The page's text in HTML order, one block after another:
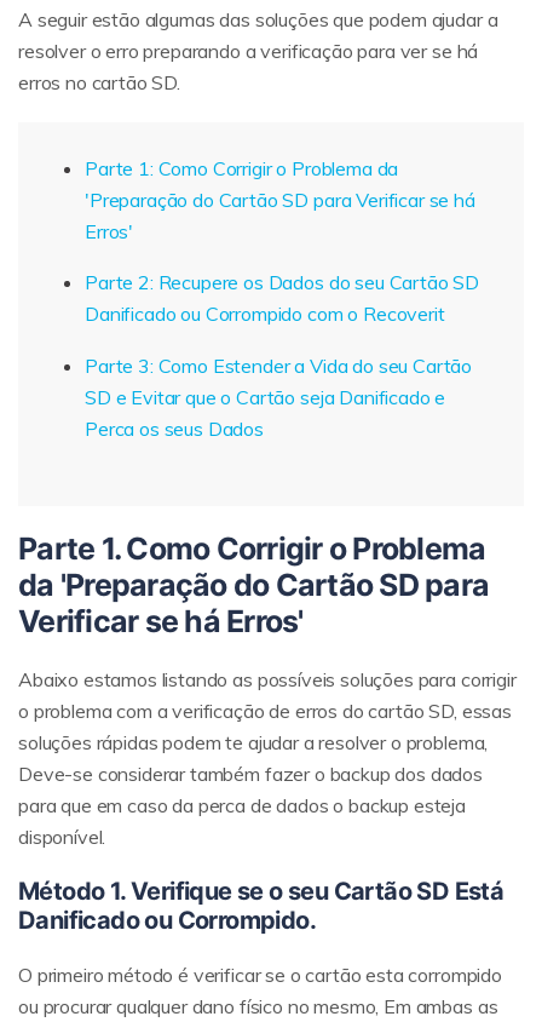
A seguir estão algumas das soluções que podem ajudar a
resolver o erro preparando a verificação para ver se há
erros no cartão SD.
Parte 1: Como Corrigir o Problema da
'Preparação do Cartão SD para Verificar se há
Erros'
Parte 2: Recupere os Dados do seu Cartão SD
Danificado ou Corrompido com o Recoverit
Parte 3: Como Estender a Vida do seu Cartão
SD e Evitar que o Cartão seja Danificado e
Perca os seus Dados
Parte 1. Como Corrigir o Problema
da 'Preparação do Cartão SD para
Verificar se há Erros'
Abaixo estamos listando as possíveis soluções para corrigir
o problema com a verificação de erros do cartão SD, essas
soluções rápidas podem te ajudar a resolver o problema,
Deve-se considerar também fazer o backup dos dados
para que em caso da perca de dados o backup esteja
disponível.
Método 1. Verifique se o seu Cartão SD Está
Danificado ou Corrompido.
O primeiro método é verificar se o cartão esta corrompido
ou procurar qualquer dano físico no mesmo, Em ambas as